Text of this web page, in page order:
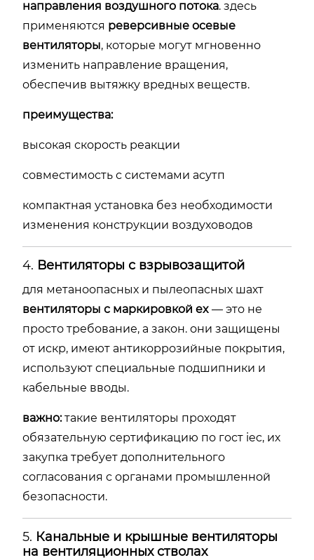
направления воздушного потока. здесь
применяются реверсивные осевые
вентиляторы, которые могут мгновенно
изменить направление вращения,
обеспечив вытяжку вредных веществ.
преимущества:
высокая скорость реакции
совместимость с системами асутп
компактная установка без необходимости
изменения конструкции воздуховодов
4. Вентиляторы с взрывозащитой
для метаноопасных и пылеопасных шахт
вентиляторы с маркировкой ex — это не
просто требование, а закон. они защищены
от искр, имеют антикоррозийные покрытия,
используют специальные подшипники и
кабельные вводы.
важно: такие вентиляторы проходят
обязательную сертификацию по гост iec, их
закупка требует дополнительного
согласования с органами промышленной
безопасности.
5. Канальные и крышные вентиляторы
на вентиляционных стволах